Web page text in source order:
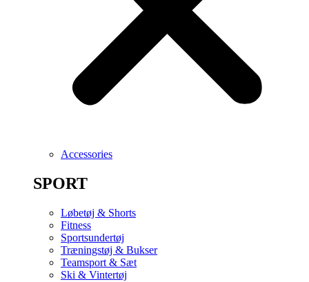
Accessories
SPORT
Løbetøj & Shorts
Fitness
Sportsundertøj
Træningstøj & Bukser
Teamsport & Sæt
Ski & Vintertøj